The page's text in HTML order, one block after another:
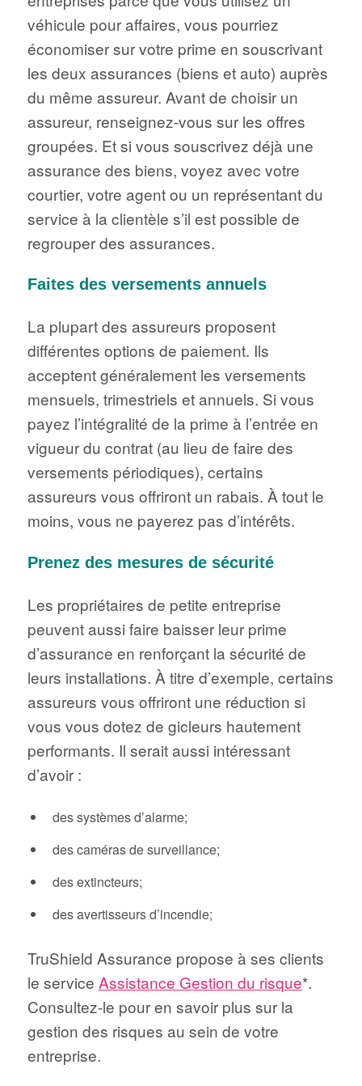
véhicule pour affaires, vous pourriez
économiser sur votre prime en souscrivant
les deux assurances (biens et auto) auprès
du même assureur. Avant de choisir un
assureur, renseignez-vous sur les offres
groupées. Et si vous souscrivez déjà une
assurance des biens, voyez avec votre
courtier, votre agent ou un représentant du
service à la clientèle s’il est possible de
regrouper des assurances.
Faites des versements annuels
La plupart des assureurs proposent
différentes options de paiement. Ils
acceptent généralement les versements
mensuels, trimestriels et annuels. Si vous
payez l’intégralité de la prime à l’entrée en
vigueur du contrat (au lieu de faire des
versements périodiques), certains
assureurs vous offriront un rabais. À tout le
moins, vous ne payerez pas d’intérêts.
Prenez des mesures de sécurité
Les propriétaires de petite entreprise
peuvent aussi faire baisser leur prime
d’assurance en renforçant la sécurité de
leurs installations. À titre d’exemple, certains
assureurs vous offriront une réduction si
vous vous dotez de gicleurs hautement
performants. Il serait aussi intéressant
d’avoir :
des systèmes d’alarme;
des caméras de surveillance;
des extincteurs;
des avertisseurs d’incendie;
TruShield Assurance propose à ses clients
le service Assistance Gestion du risque*.
Consultez-le pour en savoir plus sur la
gestion des risques au sein de votre
entreprise.